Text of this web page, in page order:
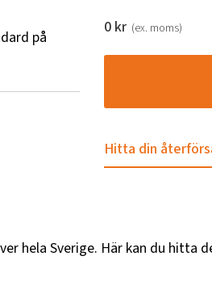
0 kr (ex. moms)
Hitta din
på
hela Sverige. Här kan du hitta